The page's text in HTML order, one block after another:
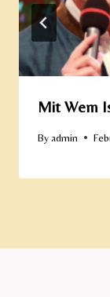
Mit Wem
Byadmin